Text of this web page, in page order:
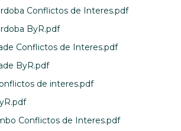
Conflictos de Interes.pdf
ByR.pdf
Conflictos de Interes.pdf
ByR.pdf
de interes.pdf
Conflictos de Interes.pdf